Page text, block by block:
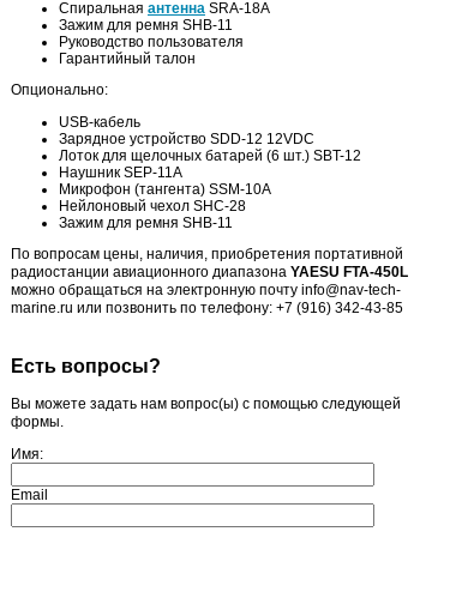
Спиральная антенна SRA-18A
Зажим для ремня SHB-11
Руководство пользователя
Гарантийный талон
Опционально:
USB-кабель
Зарядное устройство SDD-12 12VDC
Лоток для щелочных батарей (6 шт.) SBT-12
Наушник SEP-11A
Микрофон (тангента) SSM-10A
Нейлоновый чехол SHC-28
Зажим для ремня SHB-11
По вопросам цены, наличия, приобретения портативной
радиостанции авиационного диапазона YAESU FTA-450L
можно обращаться на электронную почту info@nav-tech-
marine.ru или позвонить по телефону: +7 (916) 342-43-85
Есть вопросы?
Вы можете задать нам вопрос(ы) с помощью следующей
формы.
Имя:
Email